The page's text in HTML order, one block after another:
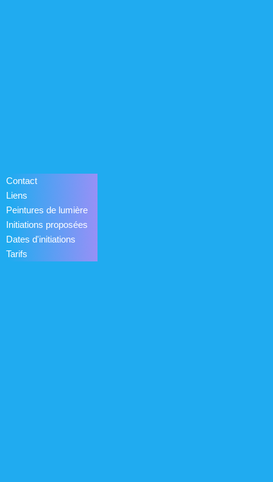
Contact
Liens
Peintures de lumière
Initiations proposées
Dates d'initiations
Tarifs